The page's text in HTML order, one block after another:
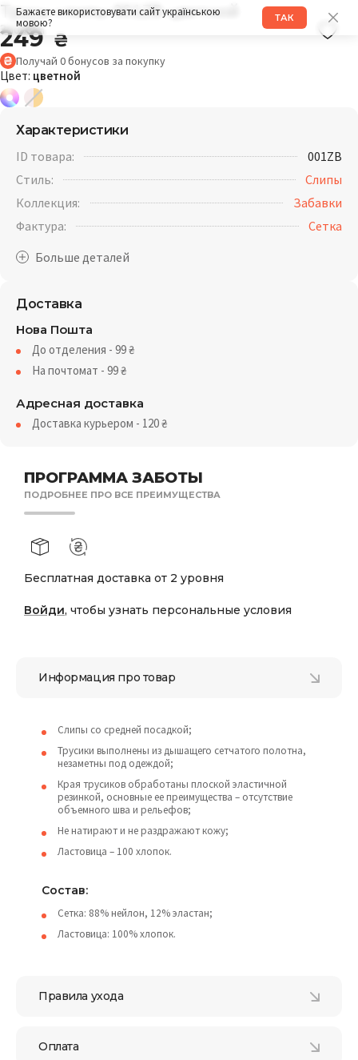
Бажаєте використовувати сайт українською
мовою?
ТАК
Трусы слипы 001ZB цветной
Забавки
249 ₴
Получай 0бонусов за покупку
Цвет: цветной
ПРОГРАММА ЗАБОТЫ
ПОДРОБНЕЕ ПРО ВСЕ ПРЕИМУЩЕСТВА
Бесплатная доставка от 2 уровня
Войди, чтобы узнать персональные условия
Характеристики
ID товара:
001ZB
Стиль:
Слипы
Коллекция:
Забавки
Фактура:
Cетка
Доставка
Нова Пошта
До отделения - 99₴
На почтомат - 99₴
Адресная доставка
Доставка курьером - 120₴
Информация про товар
Слипы со средней посадкой;
Трусики выполнены из дышащего сетчатого полотна,
незаметны под одеждой;
Края трусиков обработаны плоской эластичной
резинкой, основные ее преимущества – отсутствие
объемного шва и рельефов;
Не натирают и не раздражают кожу;
Ластовица – 100 хлопок.
Состав:
Сетка: 88% нейлон, 12% эластан;
Ластовица: 100% хлопок.
Правила ухода
Оплата